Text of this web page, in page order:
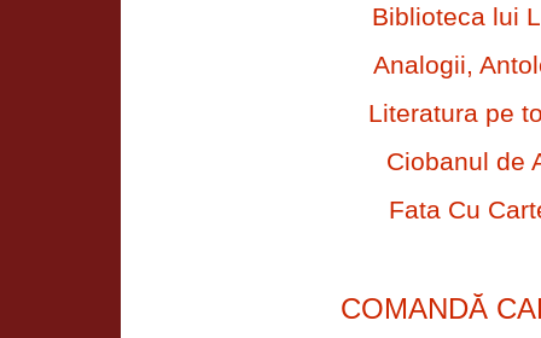
Biblioteca lui
Analogii,
Literatura pe
Ciobanul de
Fata Cu
COMANDĂ